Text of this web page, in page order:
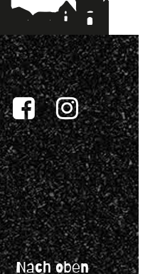
Nach oben